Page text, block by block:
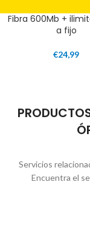
Fibra 600Mb +
a fijo
€24,99
Servicios
Encuentra el